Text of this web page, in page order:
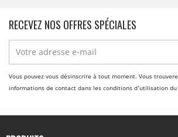
RECEVEZ NOS OFFRES SPÉCIALES
Vous pouvez vous désinscrire à tout moment. Vous
informations de contact dans les conditions d'utilisation du